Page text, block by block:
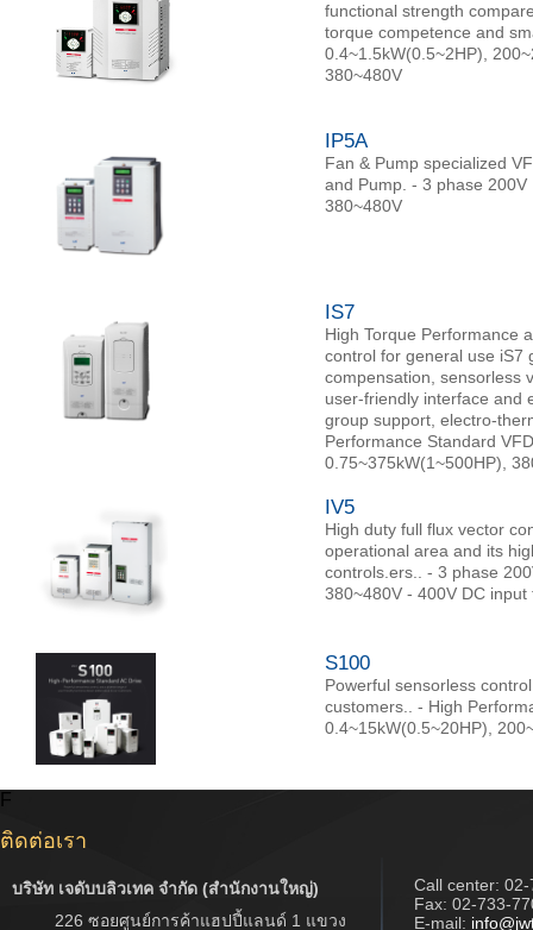
functional strength
torque competence and
0.4~1.5kW(0.5~2HP),
380~480V
IP5A
Fan & Pump specialized
and Pump. - 3 phase
380~480V
IS7
High Torque Performance
control for general use iS7
compensation, sensorless
user-friendly interface and
group support, electro-
Performance Standard
0.75~375kW(1~500HP),
IV5
High duty full flux vector
operational area and its
controls.ers.. - 3 phase
380~480V - 400V DC
S100
Powerful sensorless
customers.. - High
0.4~15kW(0.5~20HP),
F
ติดต่อเรา
บริษัท เจดับบลิวเทค จำกัด (สำนักงานใหญ่)
226 ซอยศูนย์การค้าแฮปปี้แลนด์ 1 แขวง
Call center: 02-
Fax: 02-733-
E-mail: